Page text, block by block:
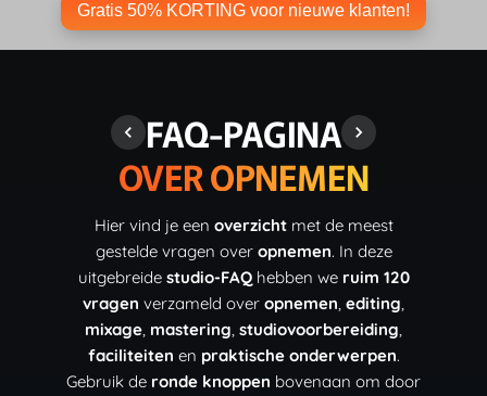
Gratis 50% KORTING voor nieuwe klanten!
FAQ-PAGINA
OVER OPNEMEN
Hier vind je een overzichtmet de meest
gestelde vragen over opnemen. In deze
uitgebreide studio-FAQhebben we ruim 120
vragen verzameld over opnemen, editing,
mixage, mastering, studiovoorbereiding,
faciliteiten en praktische onderwerpen.
Gebruik de ronde knoppen bovenaan om door